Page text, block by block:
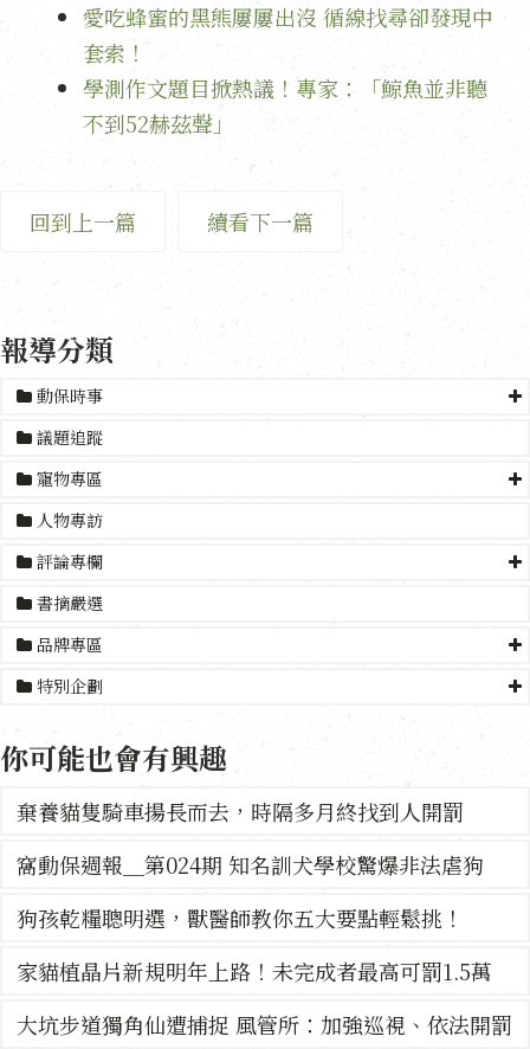
愛吃蜂蜜的黑熊屢屢出沒 循線找尋卻發現中
套索！
學測作文題目掀熱議！專家：「鯨魚並非聽
不到52赫茲聲」
回到上一篇 續看下一篇
報導分類
動保時事
議題追蹤
寵物專區
人物專訪
評論專欄
書摘嚴選
品牌專區
特別企劃
你可能也會有興趣
棄養貓隻騎車揚長而去，時隔多月終找到人開罰
窩動保週報＿第024期 知名訓犬學校驚爆非法虐狗
狗孩乾糧聰明選，獸醫師教你五大要點輕鬆挑！
家貓植晶片新規明年上路！未完成者最高可罰1.5萬
大坑步道獨角仙遭捕捉 風管所：加強巡視、依法開罰